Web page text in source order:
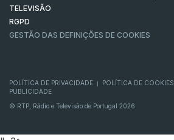
TELEVISÃO
RGPD
GESTÃO DAS DEFINIÇÕES DE COOKIES
POLÍTICA DE PRIVACIDADE POLÍTICA DE COOKIES
PUBLICIDADE
© RTP, Rádio e Televisão de Portugal 2026